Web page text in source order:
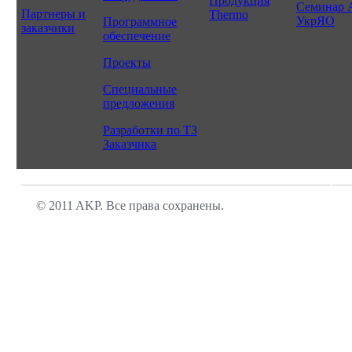
Партнеры и
заказчики
Программное
обеспечение
Проекты
Специальные
предложения
Разработки по ТЗ
Заказчика
Thermo
Семинар
УкрЯО
© 2011 AKP. Все права сохранены.